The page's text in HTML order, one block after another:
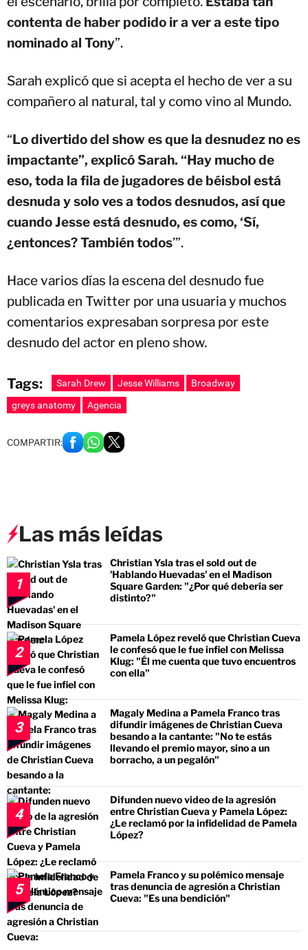
contenta de haber podido ir a ver a este tipo
nominado al Tony”.
Sarah explicó que si acepta el hecho de ver a su
compañero al natural, tal y como vino al Mundo.
“Lo divertido del show es que la desnudez no es
impactante”, explicó Sarah. “Hay mucho de
eso, toda la fila de jugadores de béisbol está
desnuda y solo ves a todos desnudos, así que
cuando Jesse está desnudo, es como, ‘Sí,
¿entonces? También todos’”.
Hace varios días la escena del desnudo fue
publicada en Twitter por una usuaria y muchos
comentarios expresaban sorpresa por este
desnudo del actor en pleno show.
Tags: Sarah Drew Jesse Williams
Broadway
greys anatomy
Agencia
COMPARTIR:
Las más leídas
1
Christian Ysla tras el sold out de
'Hablando Huevadas' en el Madison
Square Garden: "¿Por qué debería ser
distinto?"
2
Pamela López reveló que Christian Cueva
le confesó que le fue infiel con Melissa
Klug: "Él me cuenta que tuvo encuentros
con ella"
3
Magaly Medina a Pamela Franco tras
difundir imágenes de Christian Cueva
besando a la cantante: "No te estás
llevando el premio mayor, sino a un
borracho, a un pegalón"
4
Difunden nuevo video de la agresión
entre Christian Cueva y Pamela López:
¿Le reclamó por la infidelidad de Pamela
López?
5
Pamela Franco y su polémico mensaje
tras denuncia de agresión a Christian
Cueva: "Es una bendición"